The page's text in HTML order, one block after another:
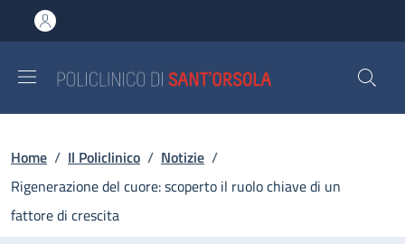
al contenuto principale
to footer content
Briciole di pane
Home / Il Policlinico / Notizie /
Rigenerazione del cuore: scoperto il ruolo chiave di un
fattore di crescita